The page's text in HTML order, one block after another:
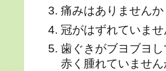
痛みはありませんか
冠がはずれていませ
歯ぐきがブヨブヨし
赤く腫れていません